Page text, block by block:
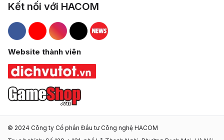
Kết nối với HACOM
Hacom Facebook
Hacom YouTube
Hacom Instagram
Hacom TikTok
Website thành viên
© 2024 Công ty Cổ phần Đầu tư Công nghệ HACOM